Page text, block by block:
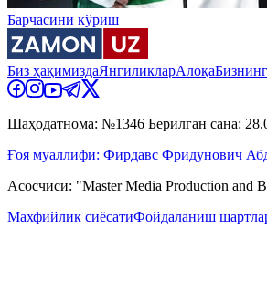
Барчасини кўриш
Биз ҳақимиздаЯнгиликларАлоқа
Шаҳодатнома: №1346 Берилган сана:
Ғоя муаллифи: Фирдавс Фридунович
Асосчиси: "Master Media Production and
Махфийлик сиёсатиФойдаланиш